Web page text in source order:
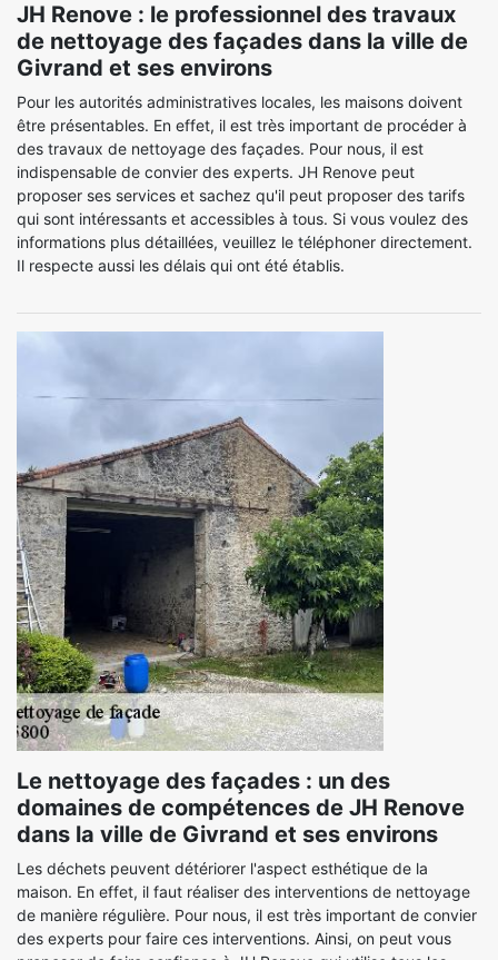
JH Renove : le professionnel des travaux
de nettoyage des façades dans la ville de
Givrand et ses environs
Pour les autorités administratives locales, les maisons doivent
être présentables. En effet, il est très important de procéder à
des travaux de nettoyage des façades. Pour nous, il est
indispensable de convier des experts. JH Renove peut
proposer ses services et sachez qu'il peut proposer des tarifs
qui sont intéressants et accessibles à tous. Si vous voulez des
informations plus détaillées, veuillez le téléphoner directement.
Il respecte aussi les délais qui ont été établis.
Le nettoyage des façades : un des
domaines de compétences de JH Renove
dans la ville de Givrand et ses environs
Les déchets peuvent détériorer l'aspect esthétique de la
maison. En effet, il faut réaliser des interventions de nettoyage
de manière régulière. Pour nous, il est très important de convier
des experts pour faire ces interventions. Ainsi, on peut vous